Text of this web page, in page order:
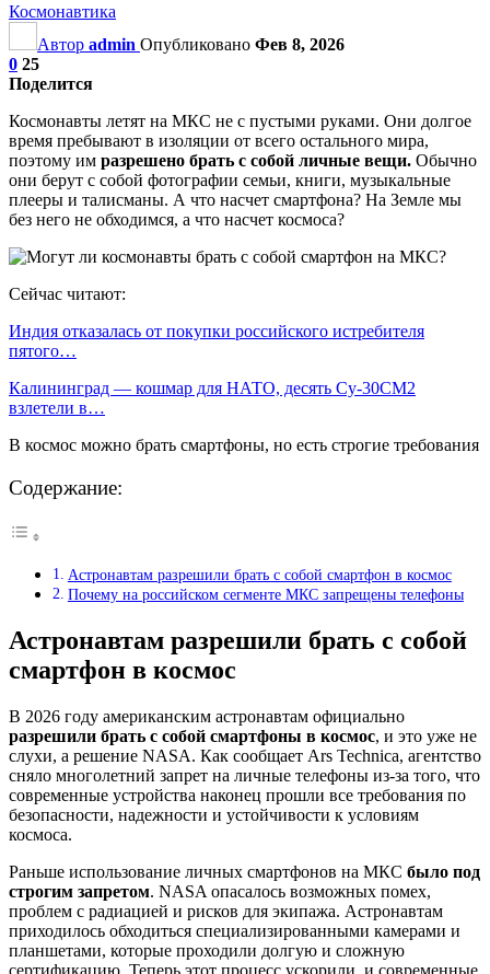
Космонавтика
Автор admin Опубликовано Фев 8, 2026
0 25
Поделится
Космонавты летят на МКС не с пустыми руками. Они долгое
время пребывают в изоляции от всего остального мира,
поэтому им разрешено брать с собой личные вещи. Обычно
они берут с собой фотографии семьи, книги, музыкальные
плееры и талисманы. А что насчет смартфона? На Земле мы
без него не обходимся, а что насчет космоса?
Сейчас читают:
Индия отказалась от покупки российского истребителя
пятого…
Калининград — кошмар для НАТО, десять Су-30СМ2
взлетели в…
В космос можно брать смартфоны, но есть строгие требования
Содержание:
Астронавтам разрешили брать с собой смартфон в космос
Почему на российском сегменте МКС запрещены телефоны
Астронавтам разрешили брать с собой
смартфон в космос
В 2026 году американским астронавтам официально
разрешили брать с собой смартфоны в космос, и это уже не
слухи, а решение NASA. Как сообщает Ars Technica, агентство
сняло многолетний запрет на личные телефоны из-за того, что
современные устройства наконец прошли все требования по
безопасности, надежности и устойчивости к условиям
космоса.
Раньше использование личных смартфонов на МКС было под
строгим запретом. NASA опасалось возможных помех,
проблем с радиацией и рисков для экипажа. Астронавтам
приходилось обходиться специализированными камерами и
планшетами, которые проходили долгую и сложную
сертификацию. Теперь этот процесс ускорили, и современные